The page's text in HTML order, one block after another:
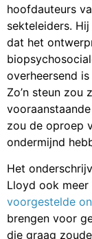
hoofdauteurs
sekteleiders.
dat het
overheersend
Zo’n steun zou
zou de oproep
ondermijnd
Het
Lloyd ook meer
voorgestelde
brengen voor
die graag